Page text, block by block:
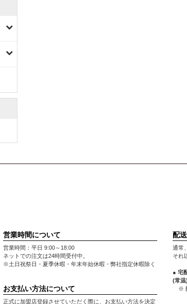
営業時間について
営業時間：平日 9:00～18:00
ネットでの注文は24時間受付中。
※土日祝祭日・夏季休暇・年末年始休暇・弊社指定休暇除く
お支払い方法について
正式に加盟店登録させていただく際に、お支払い方法を決定
配
通常
それ
● 宅
(常温)
※